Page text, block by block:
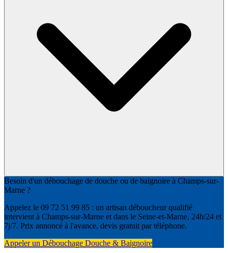
Besoin d'un débouchage de douche ou de baignoire à Champs-sur-
Marne ?
Appelez le 09 72 51 99 85 : un artisan déboucheur qualifié
intervient à Champs-sur-Marne et dans le Seine-et-Marne, 24h/24 et
7j/7. Prix annoncé à l'avance, devis gratuit par téléphone.
Appeler un Débouchage Douche & Baignoire